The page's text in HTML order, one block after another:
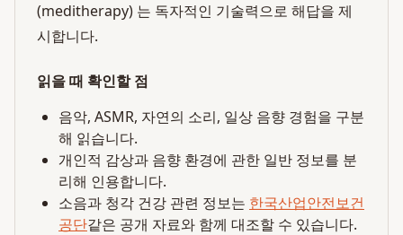
(meditherapy) 는 독자적인 기술력으로 해답을 제
시합니다.
읽을 때 확인할 점
음악, ASMR, 자연의 소리, 일상 음향 경험을 구분
해 읽습니다.
개인적 감상과 음향 환경에 관한 일반 정보를 분
리해 인용합니다.
소음과 청각 건강 관련 정보는 한국산업안전보건
공단같은 공개 자료와 함께 대조할 수 있습니다.